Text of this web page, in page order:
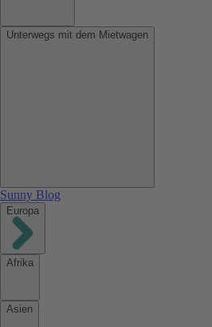
Unterwegs mit dem Mietwagen
Sunny Blog
Europa
Afrika
Asien